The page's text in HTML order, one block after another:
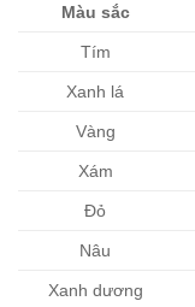
Màu sắc
Tím
Xanh lá
Vàng
Xám
Đỏ
Nâu
Xanh dương